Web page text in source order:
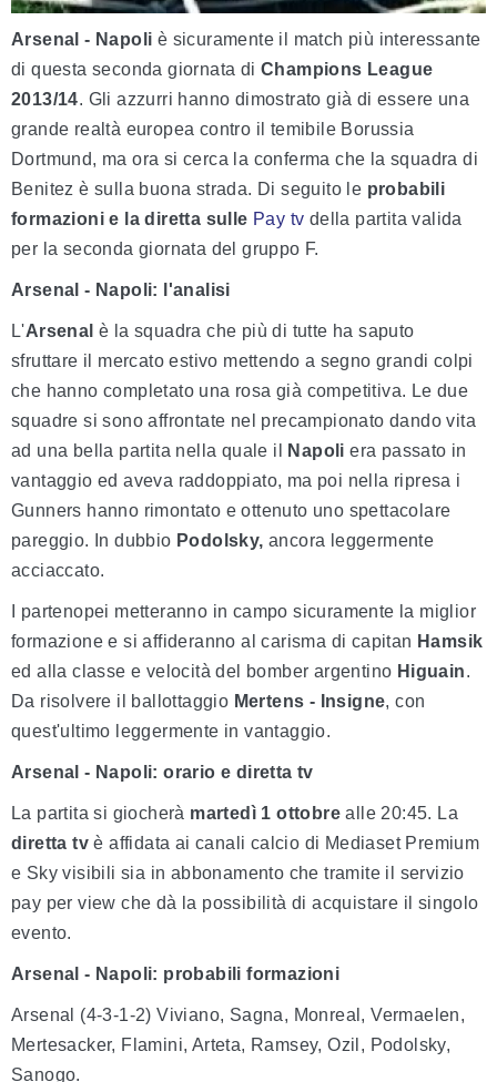
Arsenal - Napoli è sicuramente il match più interessante
di questa seconda giornata di Champions League
2013/14. Gli azzurri hanno dimostrato già di essere una
grande realtà europea contro il temibile Borussia
Dortmund, ma ora si cerca la conferma che la squadra di
Benitez è sulla buona strada. Di seguito le probabili
formazioni e la diretta sulle Pay tv della partita valida
per la seconda giornata del gruppo F.
Arsenal - Napoli: l'analisi
L'Arsenal è la squadra che più di tutte ha saputo
sfruttare il mercato estivo mettendo a segno grandi colpi
che hanno completato una rosa già competitiva. Le due
squadre si sono affrontate nel precampionato dando vita
ad una bella partita nella quale il
Napoli era passato in
vantaggio ed aveva raddoppiato, ma poi nella ripresa i
Gunners hanno rimontato e ottenuto uno spettacolare
pareggio. In dubbio Podolsky, ancora leggermente
acciaccato.
I partenopei metteranno in campo sicuramente la miglior
formazione e si affideranno al carisma di capitan Hamsik
ed alla classe e velocità del bomber argentino Higuain.
Da risolvere il ballottaggio Mertens - Insigne, con
quest'ultimo leggermente in vantaggio.
Arsenal - Napoli: orario e diretta tv
La partita si giocherà martedì 1 ottobre alle 20:45. La
diretta tv è affidata ai canali calcio di Mediaset Premium
e Sky visibili sia in abbonamento che tramite il servizio
pay per view che dà la possibilità di acquistare il singolo
evento.
Arsenal - Napoli: probabili formazioni
Arsenal (4-3-1-2) Viviano, Sagna, Monreal, Vermaelen,
Mertesacker, Flamini, Arteta, Ramsey, Ozil, Podolsky,
Sanogo.